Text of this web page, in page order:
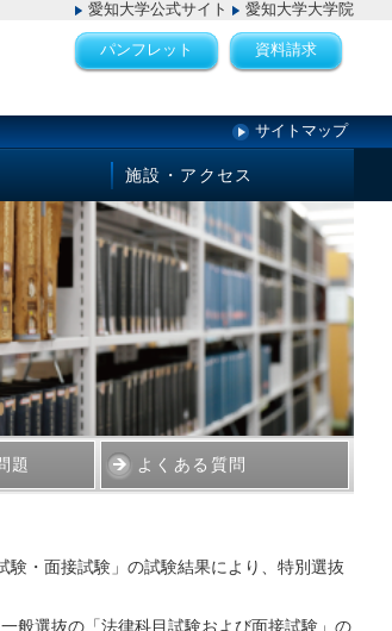
愛知大学公式サイト 愛知大学大学院
パンフレット 資料請求
サイトマップ
施設・アクセス
題 よくある質問
験・面接試験」の試験結果により、特別選抜
般選抜の「法律科目試験および面接試験」の